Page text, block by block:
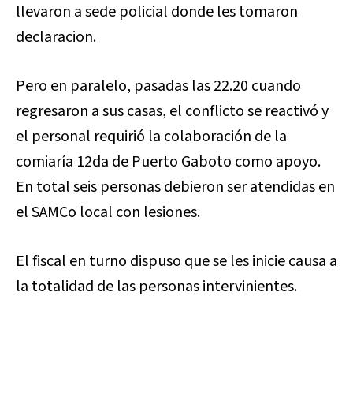
llevaron a sede policial donde les tomaron
declaracion.
Pero en paralelo, pasadas las 22.20 cuando
regresaron a sus casas, el conflicto se reactivó y
el personal requirió la colaboración de la
comiaría 12da de Puerto Gaboto como apoyo.
En total seis personas debieron ser atendidas en
el SAMCo local con lesiones.
El fiscal en turno dispuso que se les inicie causa a
la totalidad de las personas intervinientes.